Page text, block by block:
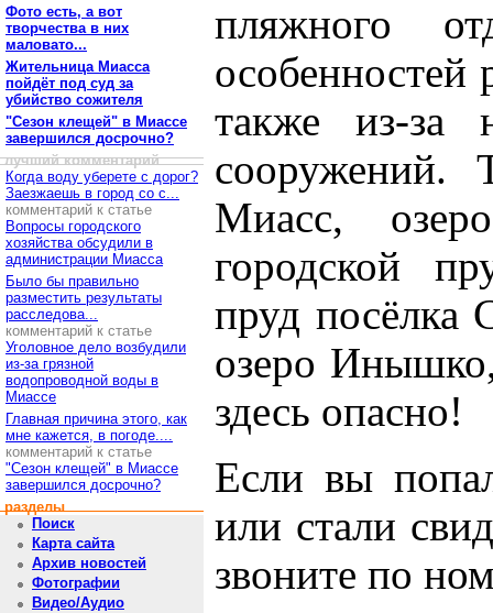
Фото есть, а вот
творчества в них
маловато...
Жительница Миасса
пойдёт под суд за
убийство сожителя
"Сезон клещей" в Миассе
завершился досрочно?
лучший комментарий
Когда воду уберете с дорог?
Заезжаешь в город со с...
комментарий к статье
Вопросы городского
хозяйства обсудили в
администрации Миасса
Было бы правильно
разместить результаты
расследова...
комментарий к статье
Уголовное дело возбудили
из-за грязной
водопроводной воды в
Миассе
Главная причина этого, как
мне кажется, в погоде....
комментарий к статье
"Сезон клещей" в Миассе
завершился досрочно?
разделы
Поиск
Карта сайта
Архив новостей
Фотографии
Видео/Аудио
пляжного
особенностей
также из-за
сооружений.
Миасс,
городской
пруд посёлка
озеро
здесь опасно!
Если вы
или стали
звоните по